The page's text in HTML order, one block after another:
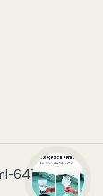
6473-lyor-